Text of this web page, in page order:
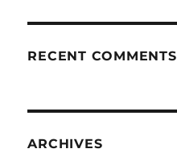
RECENT COMMENTS
ARCHIVES